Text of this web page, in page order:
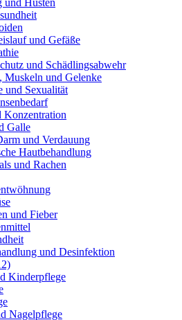
und Husten
und Gefäße
und Schädlingsabwehr
Muskeln und Gelenke
und Sexualität
Konzentration
Galle
und Verdauung
Hautbehandlung
und Rachen
und Fieber
und Desinfektion
Kinderpflege
Nagelpflege